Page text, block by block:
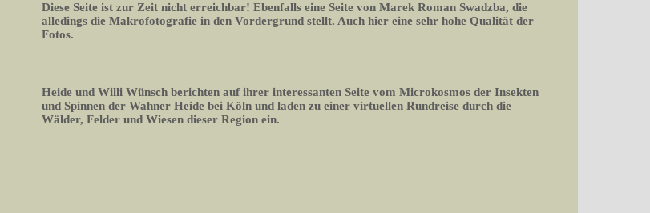
Diese Seite ist zur Zeit nicht erreichbar! Ebenfalls eine Seite von Marek Roman Swadzba, die
alledings die Makrofotografie in den Vordergrund stellt. Auch hier eine sehr hohe Qualität der
Fotos.
Heide und Willi Wünsch berichten auf ihrer interessanten Seite vom Microkosmos der Insekten
und Spinnen der Wahner Heide bei Köln und laden zu einer virtuellen Rundreise durch die
Wälder, Felder und Wiesen dieser Region ein.